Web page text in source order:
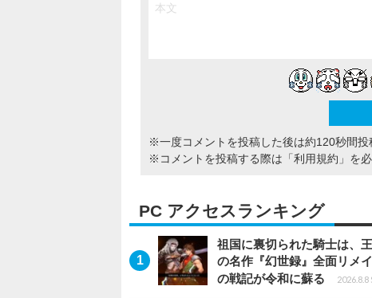
※一度コメントを投稿した後は約120秒間投
※コメントを投稿する際は 「利用規約」 を
PC アクセスランキング
祖国に裏切られた騎士は、
の名作『幻世録』全面リメ
の戦記が令和に蘇る
2026.8.8